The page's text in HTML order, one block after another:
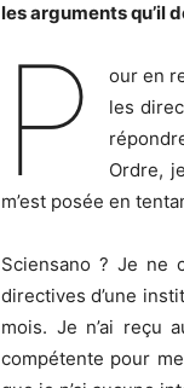
les arguments qu’il
P
our en
les
Ordre,
m’est posée en
Sciensano ? Je ne
directives d’une
mois. Je n’ai reçu
compétente pour